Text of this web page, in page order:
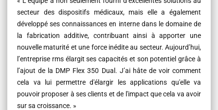
secteur des dispositifs médicaux, mais elle a également
développé ses connaissances en interne dans le domaine de
la fabrication additive, contribuant ainsi à apporter une
nouvelle maturité et une force inédite au secteur. Aujourd’hui,
l’entreprise rms élargit ses capacités et son potentiel grâce à
l’ajout de la DMP Flex 350 Dual. J’ai hâte de voir comment
cela va lui permettre d'élargir les applications qu'elle va
pouvoir proposer à ses clients et de l'impact que cela va avoir
sur sa croissance. »